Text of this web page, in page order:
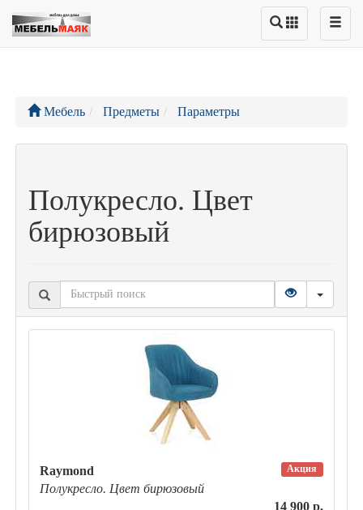
Мебель Предметы Параметры
Полукресло. Цвет
бирюзовый
Акция
Raymond
Полукресло. Цвет бирюзовый
14 900 р.